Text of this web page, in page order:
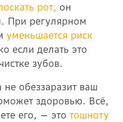
рот, он
При регулярном
уменьшается риск
если делать это
зубов.
обеззаразит ваш
здоровью. Всё,
его, — это тошноту